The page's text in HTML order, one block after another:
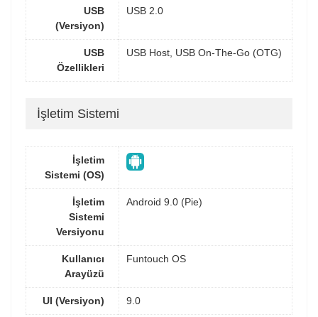
USB
(Versiyon)
USB 2.0
USB
Özellikleri
USB Host, USB On-The-Go (OTG)
İşletim Sistemi
İşletim
Sistemi (OS)
İşletim
Sistemi
Versiyonu
Android 9.0 (Pie)
Kullanıcı
Arayüzü
Funtouch OS
UI (Versiyon) 9.0